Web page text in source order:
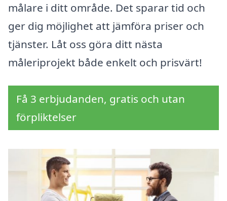
målare i ditt område. Det sparar tid och
ger dig möjlighet att jämföra priser och
tjänster. Låt oss göra ditt nästa
måleriprojekt både enkelt och prisvärt!
Få 3 erbjudanden, gratis och utan
förpliktelser